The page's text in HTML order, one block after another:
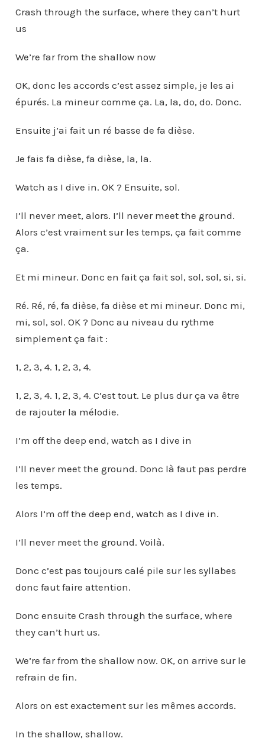
Crash through the surface, where they can’t hurt
us
We’re far from the shallow now
OK, donc les accords c’est assez simple, je les ai
épurés. La mineur comme ça. La, la, do, do. Donc.
Ensuite j’ai fait un ré basse de fa dièse.
Je fais fa dièse, fa dièse, la, la.
Watch as I dive in. OK ? Ensuite, sol.
I’ll never meet, alors. I’ll never meet the ground.
Alors c’est vraiment sur les temps, ça fait comme
ça.
Et mi mineur. Donc en fait ça fait sol, sol, sol, si, si.
Ré. Ré, ré, fa dièse, fa dièse et mi mineur. Donc mi,
mi, sol, sol. OK ? Donc au niveau du rythme
simplement ça fait :
1, 2, 3, 4. 1, 2, 3, 4.
1, 2, 3, 4. 1, 2, 3, 4. C’est tout. Le plus dur ça va être
de rajouter la mélodie.
I’m off the deep end, watch as I dive in
I’ll never meet the ground. Donc là faut pas perdre
les temps.
Alors I’m off the deep end, watch as I dive in.
I’ll never meet the ground. Voilà.
Donc c’est pas toujours calé pile sur les syllabes
donc faut faire attention.
Donc ensuite Crash through the surface, where
they can’t hurt us.
We’re far from the shallow now. OK, on arrive sur le
refrain de fin.
Alors on est exactement sur les mêmes accords.
In the shallow, shallow.